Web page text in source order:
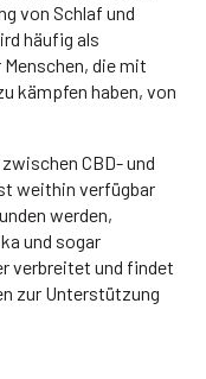
von Schlaf und
häufig als
die mit
kämpfen haben, von
CBD- und
weithin verfügbar
werden,
und sogar
verbreitet und findet
zur Unterstützung